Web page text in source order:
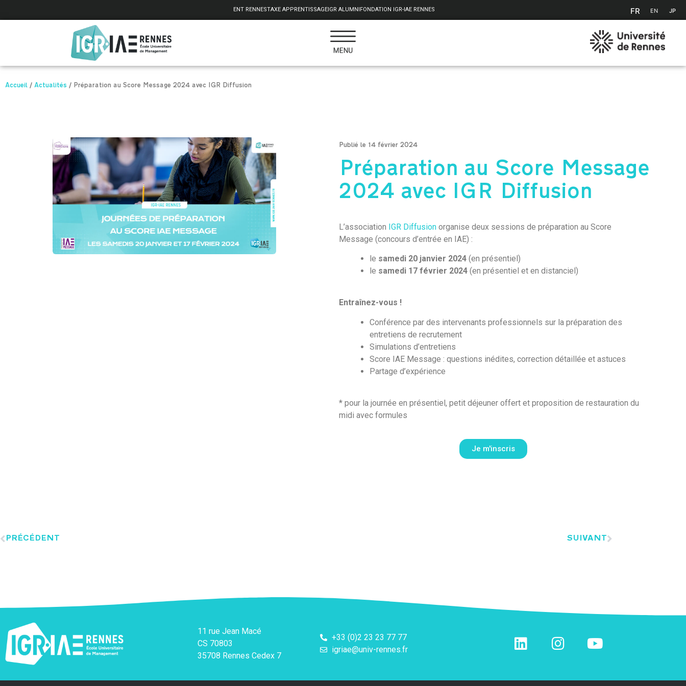
ENT RENNESTAXE APPRENTISSAGEIGR ALUMNI FONDATION IGR-IAE RENNES FR EN JP
Accueil / Actualités / Préparation au Score Message 2024 avec IGR Diffusion
Publié le 14 février 2024
Préparation au Score Message
2024 avec IGR Diffusion
L’association IGR Diffusion organise deux sessions de préparation au Score
Message (concours d’entrée en IAE) :
le samedi 20 janvier 2024 (en présentiel)
le samedi 17 février 2024 (en présentiel et en distanciel)
Entraînez-vous !
Conférence par des intervenants professionnels sur la préparation des
entretiens de recrutement
Simulations d’entretiens
Score IAE Message : questions inédites, correction détaillée et astuces
Partage d’expérience
* pour la journée en présentiel, petit déjeuner offert et proposition de restauration du
midi avec formules
Je m'inscris
PRÉCÉDENT SUIVANT
11 rue Jean Macé
CS 70803
35708 Rennes Cedex 7
+33 (0)2 23 23 77 77
igriae@univ-rennes.fr